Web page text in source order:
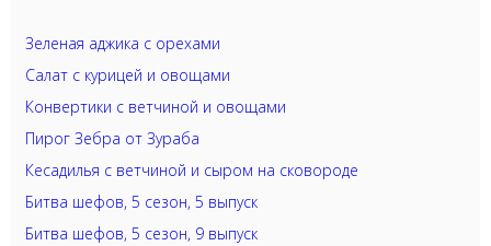
Зеленая аджика с орехами
Салат с курицей и овощами
Конвертики с ветчиной и овощами
Пирог Зебра от Зураба
Кесадилья с ветчиной и сыром на сковороде
Битва шефов, 5 сезон, 5 выпуск
Битва шефов, 5 сезон, 9 выпуск